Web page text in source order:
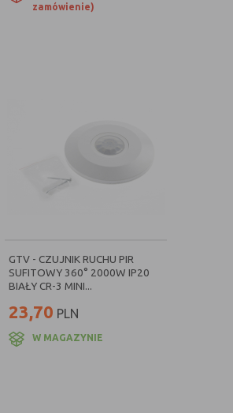
zamówienie)
GTV - CZUJNIK RUCHU PIR
SUFITOWY 360° 2000W IP20
BIAŁY CR-3 MINI...
23,70 PLN
W MAGAZYNIE